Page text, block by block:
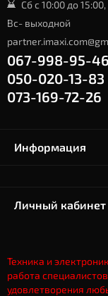
Сб с 10:00 до 15:00,
Вс- выходной
067-998-95-46
050-020-13-83
073-169-72-26
Информация
Личный кабинет
Техника и
работа
удовлетворения